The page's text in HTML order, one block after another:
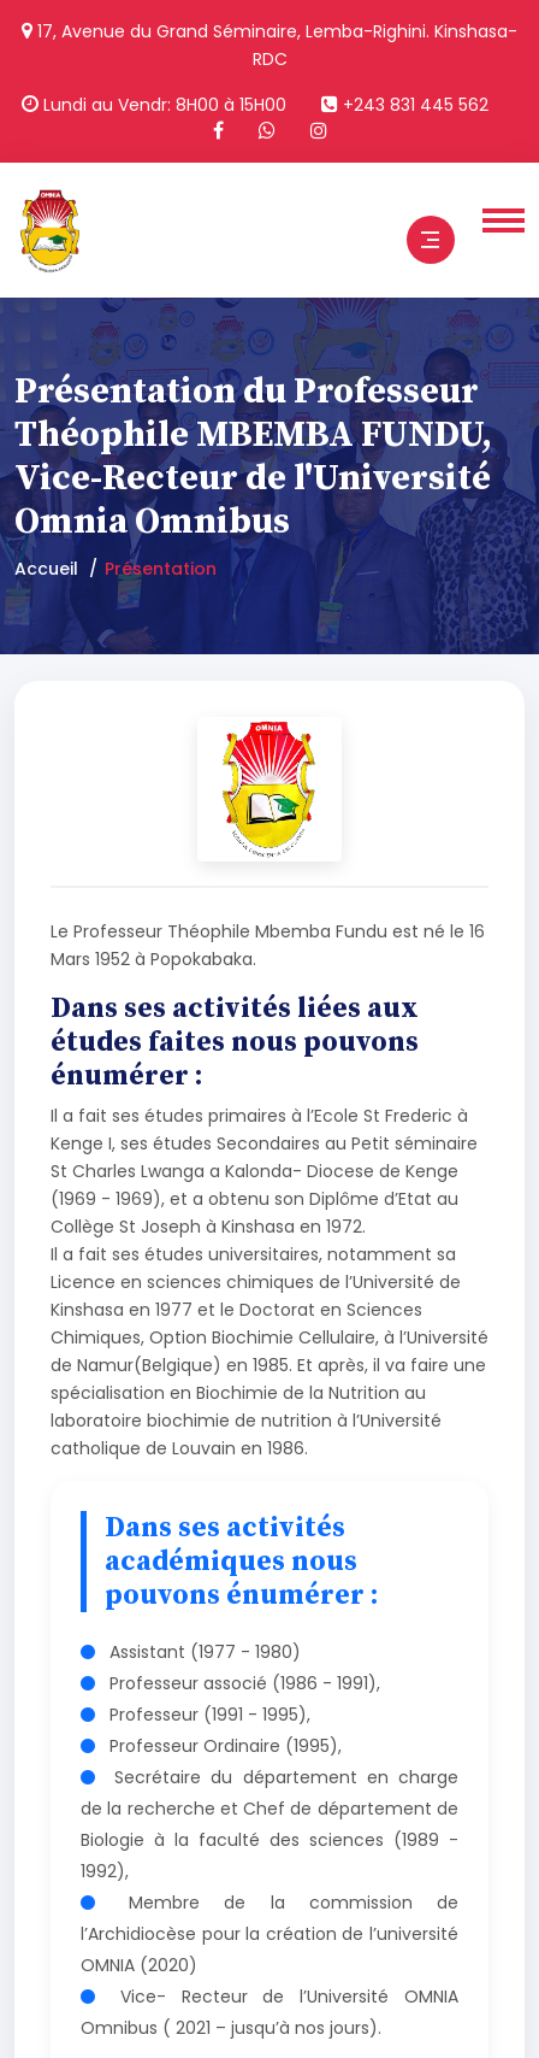
17, Avenue du Grand Séminaire, Lemba-Righini. Kinshasa-
RDC
Lundi au Vendr: 8H00 à 15H00
+243 831 445 562
Présentation du Professeur
Théophile MBEMBA FUNDU,
Vice-Recteur de l'Université
Omnia Omnibus
Accueil Présentation
Le Professeur Théophile Mbemba Fundu est né le 16
Mars 1952 à Popokabaka.
Dans ses activités liées aux
études faites nous pouvons
énumérer :
Il a fait ses études primaires à l’Ecole St Frederic à
Kenge I, ses études Secondaires au Petit séminaire
St Charles Lwanga a Kalonda- Diocese de Kenge
(1969 - 1969), et a obtenu son Diplôme d’Etat au
Collège St Joseph à Kinshasa en 1972.
Il a fait ses études universitaires, notamment sa
Licence en sciences chimiques de l’Université de
Kinshasa en 1977 et le Doctorat en Sciences
Chimiques, Option Biochimie Cellulaire, à l’Université
de Namur(Belgique) en 1985. Et après, il va faire une
spécialisation en Biochimie de la Nutrition au
laboratoire biochimie de nutrition à l’Université
catholique de Louvain en 1986.
Dans ses activités
académiques nous
pouvons énumérer :
Assistant (1977 - 1980)
Professeur associé (1986 - 1991),
Professeur (1991 - 1995),
Professeur Ordinaire (1995),
Secrétaire du département en charge
de la recherche et Chef de département de
Biologie à la faculté des sciences (1989 -
1992),
Membre de la commission de
l’Archidiocèse pour la création de l’université
OMNIA (2020)
Vice- Recteur de l’Université OMNIA
Omnibus ( 2021 – jusqu’à nos jours).